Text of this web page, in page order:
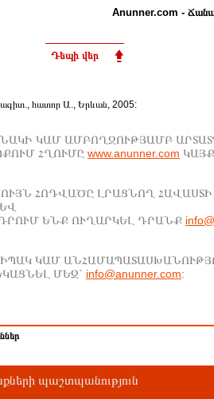
Anunner.com -
Դեպի վեր
հատոր Ա., Երևան, 2005:
ԿԱՄ ԱՄԲՈՂՋՈՒԹՅԱՄԲ
ՀՂՈՒՄԸ www.anunner.com
ՀՈԴՎԱԾԸ ԼՐԱՑՆՈՂ ՀԱՎԱՍՏԻ
ԵՆՔ ՈՒՂԱՐԿԵԼ ԴՐԱՆՔ
ԿԱՄ
ՄԵԶ` info@anunner.com:
պաշտպանություն